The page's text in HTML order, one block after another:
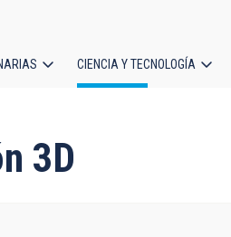
CIENCIA Y TECNOLOGÍA
3D